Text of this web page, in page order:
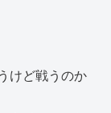
けど戦うのか